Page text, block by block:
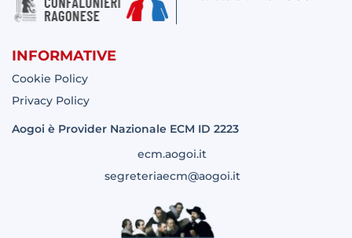
INFORMATIVE
Cookie Policy
Privacy Policy
Aogoi è Provider Nazionale ECM ID 2223
ecm.aogoi.it
segreteriaecm@aogoi.it